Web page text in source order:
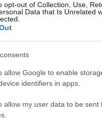
opt-out of Collection, Use,
Data that Is Unrelated
allow Google to enable
identifiers in apps.
allow my user data to be
ÉS BIG BOI A